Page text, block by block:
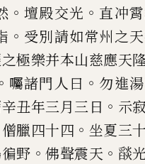
。壇殿交光 。 直冲
。 受別請如常州之
極樂并本山慈應天
。 囑諸門人曰 。 勿進
丑年三月三日 。 示
僧臘四十四 。 坐夏三
野 。佛聲震天 。 𦦨